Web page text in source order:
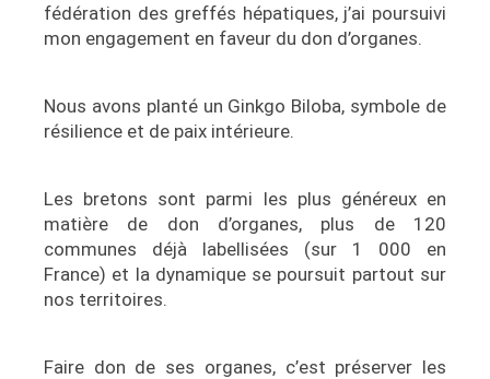
fédération des greffés hépatiques, j’ai poursuivi
mon engagement en faveur du don d’organes.
Nous avons planté un Ginkgo Biloba, symbole de
résilience et de paix intérieure.
Les bretons sont parmi les plus généreux en
matière de don d’organes, plus de 120
communes déjà labellisées (sur 1 000 en
France) et la dynamique se poursuit partout sur
nos territoires.
Faire don de ses organes, c’est préserver les